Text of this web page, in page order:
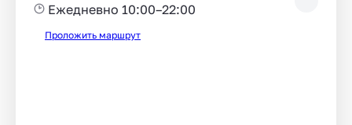
Ежедневно 10:00–22:00
Проложить маршрут